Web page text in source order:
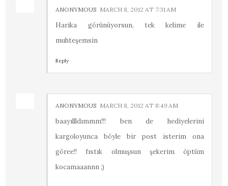
ANONYMOUS MARCH 8, 2012 AT 7:31 AM
Harika görünüyorsun, tek kelime ile
muhteşemsin
Reply
ANONYMOUS MARCH 8, 2012 AT 8:49 AM
baayıllldımmm!!! ben de hediyelerini
kargoloyunca böyle bir post isterim ona
göree!! fıstık olmuşsun şekerim öptüm
kocamaaannn ;)